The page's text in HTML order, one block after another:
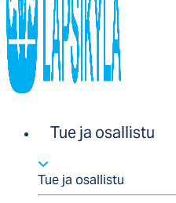
Tue ja osallistu
Tue ja osallistu